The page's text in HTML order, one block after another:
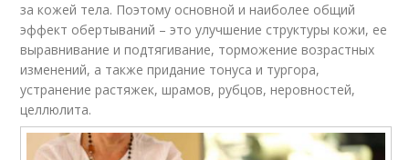
за кожей тела. Поэтому основной и наиболее общий
эффект обертываний – это улучшение структуры кожи, ее
выравнивание и подтягивание, торможение возрастных
изменений, а также придание тонуса и тургора,
устранение растяжек, шрамов, рубцов, неровностей,
целлюлита.